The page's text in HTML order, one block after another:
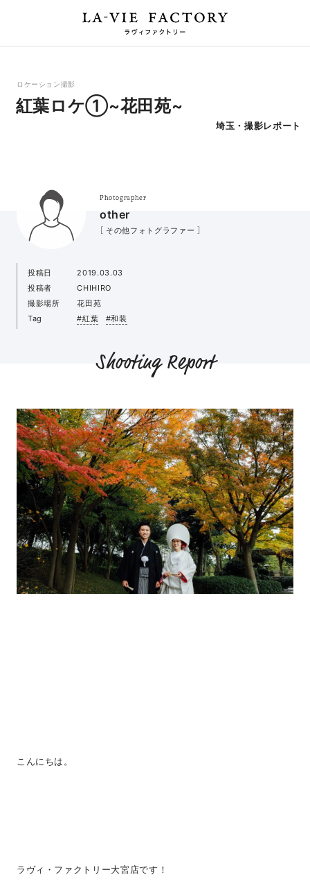
ロケーション撮影
紅葉ロケ①~花田苑~
埼玉・撮影レポート
Photographer
other
［ その他フォトグラファー ］
投稿日
2019.03.03
投稿者
CHIHIRO
撮影場所
花田苑
Tag
#紅葉 #和装
Shooting Report
こんにちは。
ラヴィ・ファクトリー大宮店です！